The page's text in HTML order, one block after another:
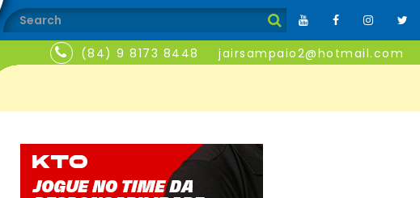
(84) 9 8173 8448 jairsampaio2@hotmail.com